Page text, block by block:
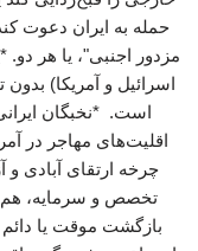
حمله به ایران دعوت
مزدور اجنبی"، یا هر دو.
اسرائیل و آمریکا)
است. *نخبگان
اقلیت‌های مهاجر در
چرخه ارتقای آبادی و
تخصص و سرمایه، هم
بازگشت موقت یا